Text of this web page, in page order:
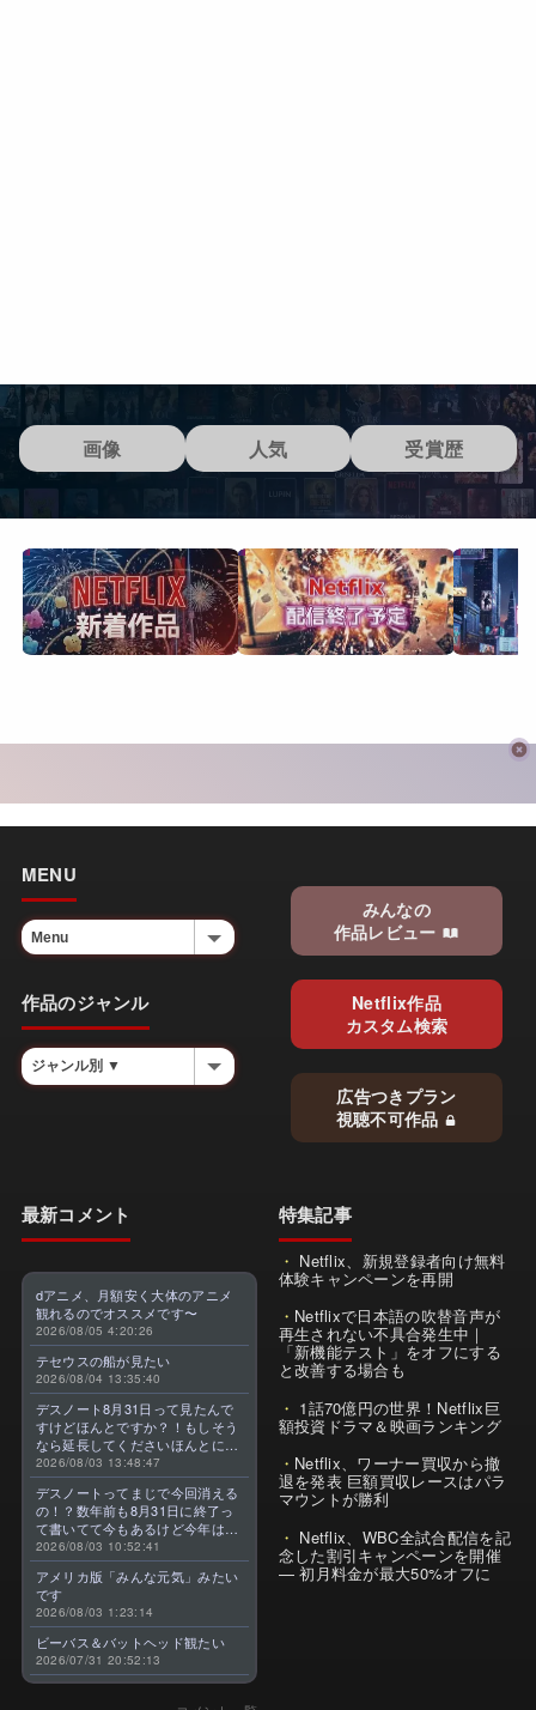
画像 人気 受賞歴
MENU
作品のジャンル
みんなの
作品レビュー
Netflix作品
カスタム検索
広告つきプラン
視聴不可作品
最新コメント
dアニメ、月額安く大体のアニメ
観れるのでオススメです〜
2026/08/05 4:20:26
テセウスの船が見たい
2026/08/04 13:35:40
デスノート8月31日って見たんで
すけどほんとですか？！もしそう
なら延長してくださいほんとに大
好きなんです😭
2026/08/03 13:48:47
デスノートってまじで今回消える
の！？数年前も8月31日に終了っ
て書いてて今もあるけど今年はま
じのやつ！？よくわからん！！で
きればなくならないでほしい！平
成アニメを振り返らせてくれっ
っ！！！！！！！
2026/08/03 10:52:41
アメリカ版「みんな元気」みたい
です
2026/08/03 1:23:14
ビーバス＆バットヘッド観たい
2026/07/31 20:52:13
特集記事
Netflix、新規登録者向け無料
体験キャンペーンを再開
Netflixで日本語の吹替音声が
再生されない不具合発生中｜
「新機能テスト」をオフにする
と改善する場合も
1話70億円の世界！Netflix巨
額投資ドラマ＆映画ランキング
Netflix、ワーナー買収から撤
退を発表 巨額買収レースはパラ
マウントが勝利
Netflix、WBC全試合配信を記
念した割引キャンペーンを開催
— 初月料金が最大50%オフに